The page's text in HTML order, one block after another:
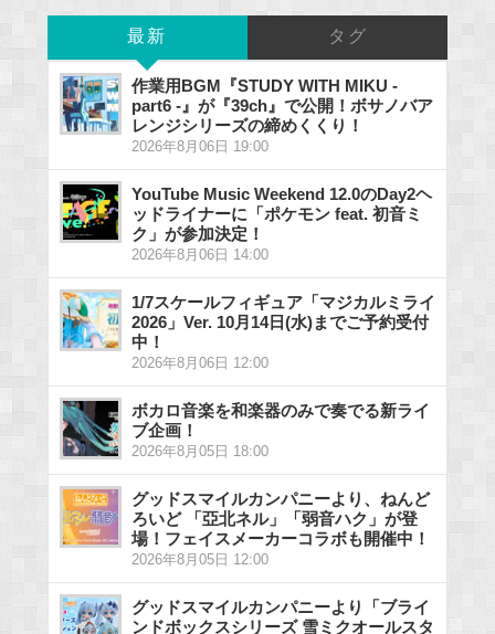
最新 タグ
作業用BGM『STUDY WITH MIKU -
part6 -』が『39ch』で公開！ボサノバア
レンジシリーズの締めくくり！
2026年8月06日 19:00
YouTube Music Weekend 12.0のDay2ヘ
ッドライナーに「ポケモン feat. 初音ミ
ク」が参加決定！
2026年8月06日 14:00
1/7スケールフィギュア「マジカルミライ
2026」Ver. 10月14日(水)までご予約受付
中！
2026年8月06日 12:00
ボカロ音楽を和楽器のみで奏でる新ライ
ブ企画！
2026年8月05日 18:00
グッドスマイルカンパニーより、ねんど
ろいど 「亞北ネル」「弱音ハク」が登
場！フェイスメーカーコラボも開催中！
2026年8月05日 12:00
グッドスマイルカンパニーより「ブライ
ンドボックスシリーズ 雪ミクオールスタ